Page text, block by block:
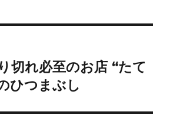
切れ必至のお店 “たて
ひつまぶし